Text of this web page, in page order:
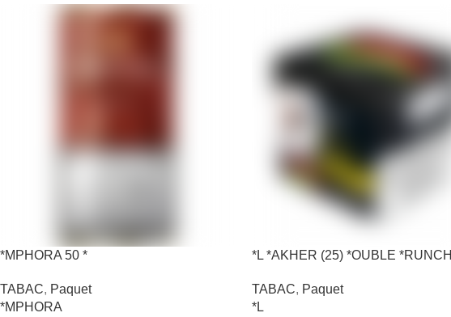
*MPHORA 50 *
TABAC, Paquet
*MPHORA
*L *AKHER (25) *OUBLE *RUNCH
TABAC, Paquet
*L